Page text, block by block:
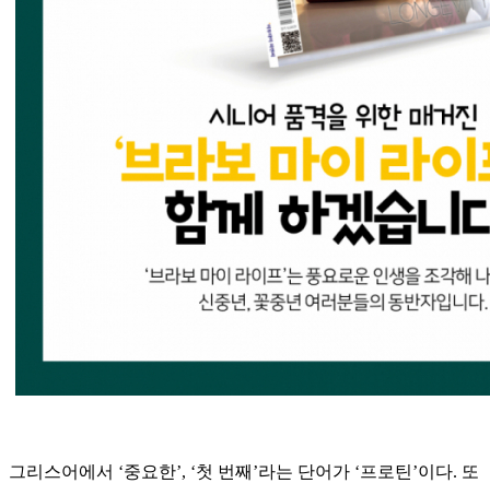
그리스어에서 ‘중요한’, ‘첫 번째’라는 단어가 ‘프로틴’이다. 또